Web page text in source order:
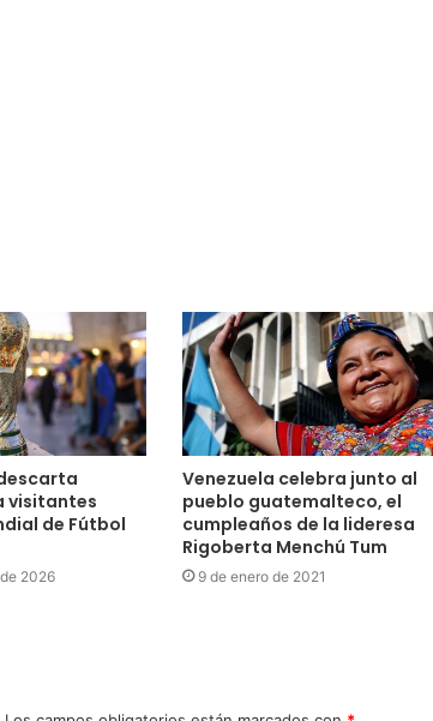
visitantes
de Fútbol
2026
Venezuela celebra junto al
pueblo guatemalteco, el
cumpleaños de la lideresa
Rigoberta Menchú Tum
9 de enero de 2021